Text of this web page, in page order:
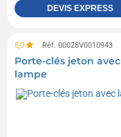
DEVIS EXPRESS
5,0 Réf. 00028V0010943
Porte-clés jeton avec
lampe